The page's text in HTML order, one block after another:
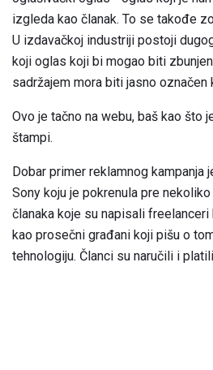
izgleda kao članak. To se takođe
U izdavačkoj industriji postoji
koji oglas koji bi mogao biti
sadržajem mora biti jasno označen
Ovo je tačno na webu, baš kao što
štampi.
Dobar primer reklamnog kampanja
Sony koju je pokrenula pre
članaka koje su napisali
kao prosečni građani koji pišu o
tehnologiju. Članci su naručili i